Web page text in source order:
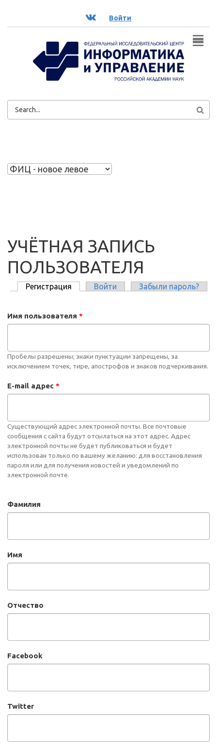
ВК Войти
ФОРМА
УЧЁТНАЯ ЗАПИСЬ
ПОЛЬЗОВАТЕЛЯ
Регистрация (активная вкладка)
Войти Забыли пароль?
Имя пользователя *
Пробелы разрешены; знаки пунктуации запрещены, за
исключением точек, тире, апострофов и знаков подчеркивания.
E-mail адрес *
Существующий адрес электронной почты. Все почтовые
сообщения с сайта будут отсылаться на этот адрес. Адрес
электронной почты не будет публиковаться и будет
использован только по вашему желанию: для восстановления
пароля или для получения новостей и уведомлений по
электронной почте.
Фамилия
Имя
Отчество
Facebook
Twitter